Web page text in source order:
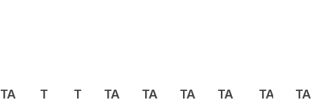
TA
T
T
TA
TA
TA
TA
TA
TA